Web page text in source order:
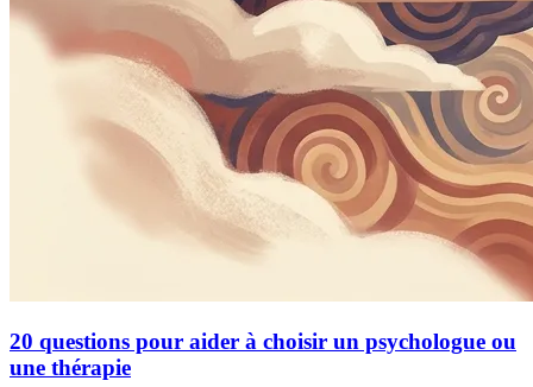
20 questions pour aider à choisir un psychologue ou
une thérapie